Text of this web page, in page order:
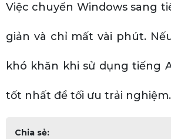
Việc chuyển Windows sang
giản và chỉ mất vài phút.
khó khăn khi sử dụng tiếng
tốt nhất để tối ưu trải nghiệm.
Chia sẻ: